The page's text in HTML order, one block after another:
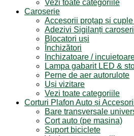
Vezi toate categoriile
Caroserie
Accesorii proțap și
Adezivi Sigilanți
Blocatori uși
Închizători
Inchizatoare /
Lampa gabarit LED &
Perne de aer autorulote
Uși vizitare
Vezi toate categoriile
Corturi Plafon Auto și
Bare transversale
Cort auto (pe masina)
Suport biciclete